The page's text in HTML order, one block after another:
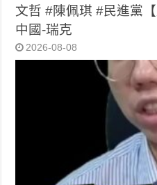
文哲 #陳佩琪 #民進黨
中國-瑞克
2026-08-08